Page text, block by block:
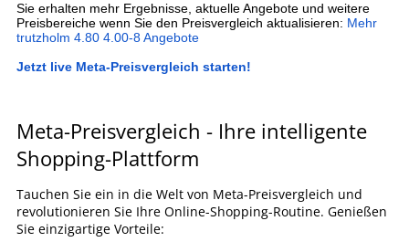
Sie erhalten mehr Ergebnisse, aktuelle Angebote und weitere
Preisbereiche wenn Sie den Preisvergleich aktualisieren: Mehr
trutzholm 4.80 4.00-8 Angebote
Jetzt live Meta-Preisvergleich starten!
Meta-Preisvergleich - Ihre intelligente
Shopping-Plattform
Tauchen Sie ein in die Welt von Meta-Preisvergleich und
revolutionieren Sie Ihre Online-Shopping-Routine. Genießen
Sie einzigartige Vorteile: